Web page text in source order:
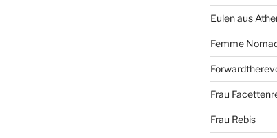
Eulen aus
Femme
Frau
Frau Rebis